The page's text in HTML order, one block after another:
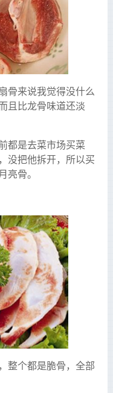
骨来说我觉得没什么
且比龙骨味道还淡
都是去菜市场买菜
没把他拆开，所以买
亮骨。
整个都是脆骨，全部